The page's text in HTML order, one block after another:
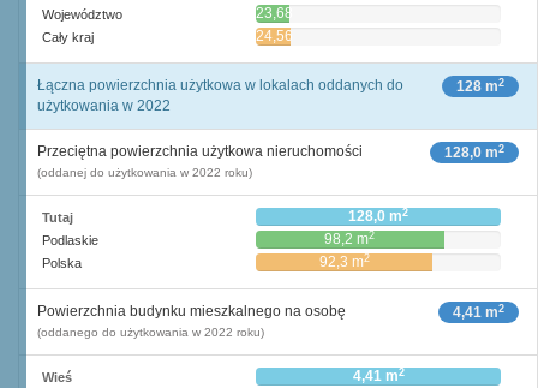
Województwo 23,68
Cały kraj 24,56
128 m2
Łączna powierzchnia użytkowa w lokalach oddanych do
użytkowania w 2022
128,0 m2
Przeciętna powierzchnia użytkowa nieruchomości
(oddanej do użytkowania w 2022 roku)
Tutaj 128,0 m2
Podlaskie 98,2 m2
Polska 92,3 m2
4,41 m2
Powierzchnia budynku mieszkalnego na osobę
(oddanego do użytkowania w 2022 roku)
Wieś 4,41 m2